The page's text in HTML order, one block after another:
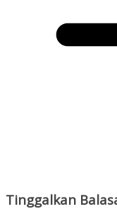
Tinggalkan